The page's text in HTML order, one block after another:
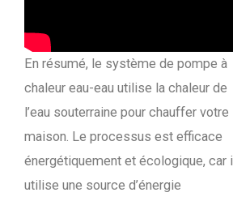
En résumé, le système de pompe à
chaleur eau-eau utilise la chaleur de
l’eau souterraine pour chauffer votre
maison. Le processus est efficace
énergétiquement et écologique, car il
utilise une source d’énergie